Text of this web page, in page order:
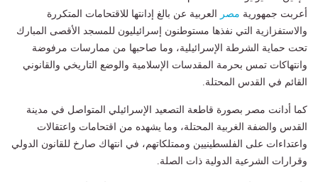
أعربت جمهورية مصر
العربية عن بالغ إدانتها للاقتحامات المتكررة
والاستفزازية التي نفذها مستوطنون إسرائيليون للمسجد الأقصى المبارك
تحت حماية الشرطة الإسرائيلية، وما صاحبها من ممارسات مرفوضة
وانتهاكات تمس بحرمة المقدسات الإسلامية والوضع التاريخي والقانوني
القائم في القدس المحتلة.
كما أدانت مصر بصورة قاطعة التصعيد الإسرائيلي المتواصل في مدينة
القدس والضفة الغربية المحتلة، وما يشهده من اقتحامات واعتقالات
واعتداءات على الفلسطينيين وممتلكاتهم، في انتهاك صارخ للقانون الدولي
وقرارات الشرعية الدولية ذات الصلة.